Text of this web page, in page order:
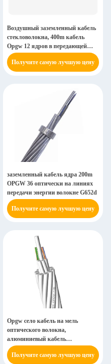
Воздушный заземленный кабель
стекловолокна, 400m кабель
Opgw 12 ядров в передающей
линии
Получите самую лучшую цену
заземленный кабель ядра 200m
OPGW 36 оптически на линиях
передачи энергии волокне G652d
Получите самую лучшую цену
Opgw село кабель на мель
оптического волокна,
алюминиевый кабель
оптического волокна ядра 300m
многослойной стали 96
Получите самую лучшую цену